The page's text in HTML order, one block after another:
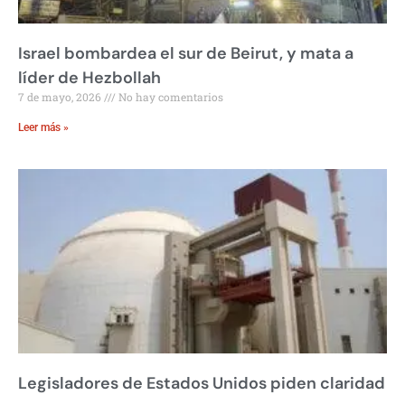
Israel bombardea el sur de Beirut, y mata a
líder de Hezbollah
7 de mayo, 2026 No hay comentarios
Leer más »
Legisladores de Estados Unidos piden claridad